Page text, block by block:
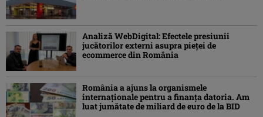
Analiză WebDigital: Efectele presiunii
jucătorilor externi asupra pieței de
ecommerce din România
România a ajuns la organismele
internaționale pentru a finanța datoria. Am
luat jumătate de miliard de euro de la BID